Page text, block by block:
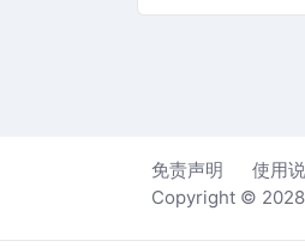
免责声明 使用
Copyright ©